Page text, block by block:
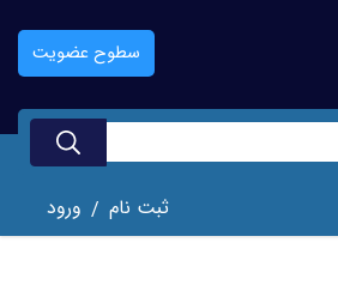
سطوح عضویت
ثبت نام / ورود